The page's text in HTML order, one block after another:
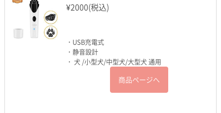
¥2000(税込)
・USB充電式
・静音設計
・ 犬 /小型犬/中型犬/大型犬 通用
商品ページへ